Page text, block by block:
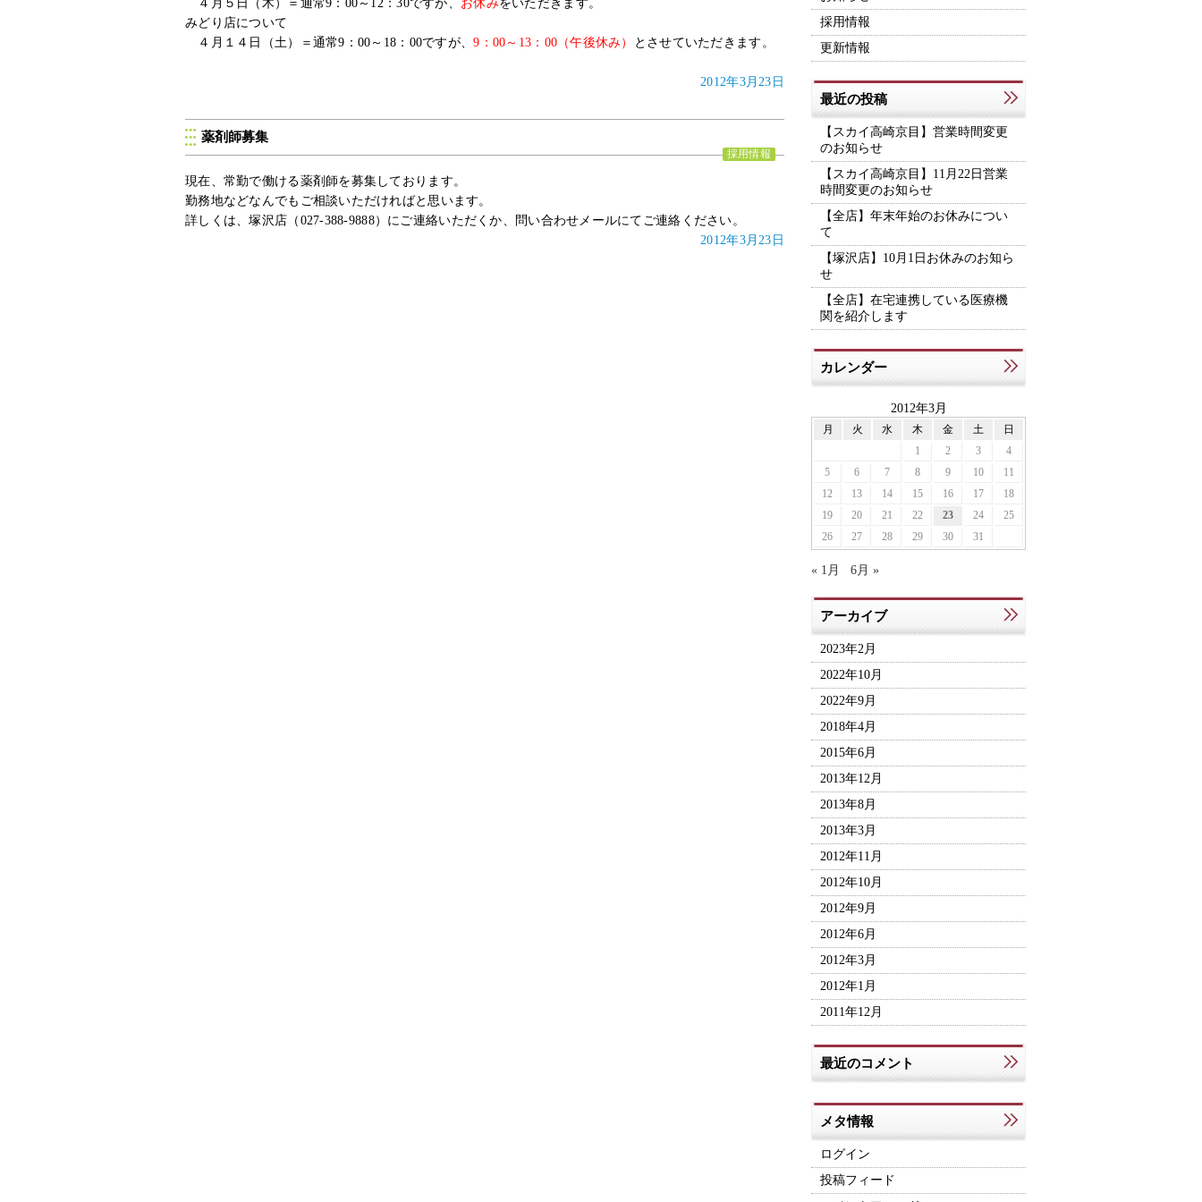
４月５日（木） ＝通常9：00～12：30ですが、 お休みをいただきます。
みどり店について
４月１４日（土）
＝通常9：00～18：00ですが、9：00～13：00（午後休み） とさせていただきます。
2012年3月23日
薬剤師募集
採用情報
現在、常勤で働ける薬剤師を募集しております。
勤務地などなんでもご相談いただければと思います。
詳しくは、塚沢店（027-388-9888）にご連絡いただくか、問い合わせメールにてご連絡ください。
2012年3月23日
採用情報
更新情報
最近の投稿
【スカイ高崎京目】営業時間変更
のお知らせ
【スカイ高崎京目】11月22日営業
時間変更のお知らせ
【全店】年末年始のお休みについ
て
【塚沢店】10月1日お休みのお知ら
せ
【全店】在宅連携している医療機
関を紹介します
カレンダー
2012年3月
月 火 水 木 金 土
日
1
2 3
4
5
6 7 8 9 10
11
12
13 14 15 16 17
18
19
20 21 22 23 24
25
26
27 28 29 30 31
« 1月 6月 »
アーカイブ
2023年2月
2022年10月
2022年9月
2018年4月
2015年6月
2013年12月
2013年8月
2013年3月
2012年11月
2012年10月
2012年9月
2012年6月
2012年3月
2012年1月
2011年12月
最近のコメント
メタ情報
ログイン
投稿フィード